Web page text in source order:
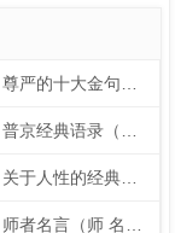
关于人性的经典名言（关于人性的24个经典表述）